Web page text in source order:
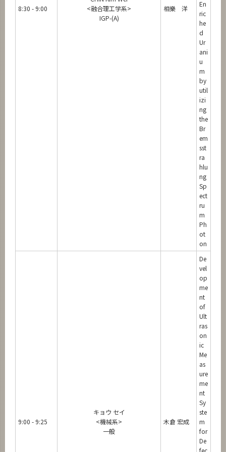
8:30 - 9:00
<融合理工学系>
IGP-(A)
相樂 洋
En
ric
he
d
Ur
ani
u
m
by
util
izi
ng
the
Br
em
sst
ra
hlu
ng
Sp
ect
ru
m
Ph
ot
on
9:00 - 9:25
キョウ セイ
<機械系>
一般
木倉 宏成
De
vel
op
me
nt
of
Ult
ras
on
ic
Me
as
ure
me
nt
Sy
ste
m
for
De
fec